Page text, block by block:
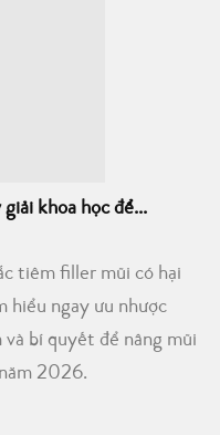
khoa học để...
tiêm filler mũi có hại
hiểu ngay ưu nhược
bí quyết để nâng mũi
2026.